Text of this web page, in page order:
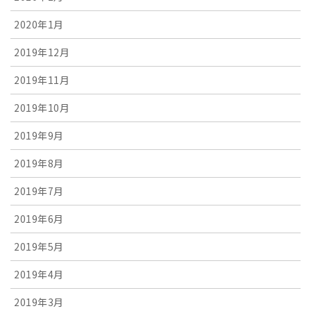
2020年1月
2019年12月
2019年11月
2019年10月
2019年9月
2019年8月
2019年7月
2019年6月
2019年5月
2019年4月
2019年3月